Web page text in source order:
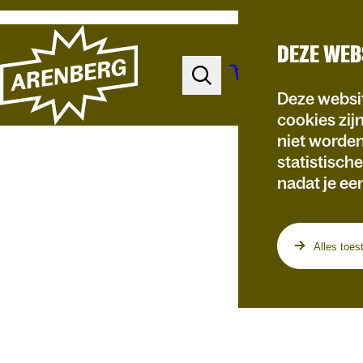
DEZE
Deze
cookies
niet
nadat je
Alles